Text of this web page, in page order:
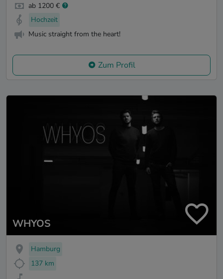
ab 1200 €
Hochzeit
Music straight from the heart!
Zum Profil
WHYOS
Hamburg
137 km